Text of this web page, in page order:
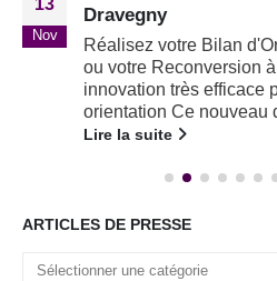
13
Nov
Dravegny
Réalisez votre Bilan
ou votre Reconversion
innovation très efficace
orientation Ce nouveau
Lire la suite
ARTICLES DE PRESSE